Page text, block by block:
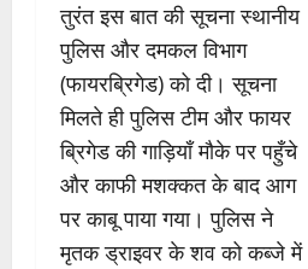
तुरंत इस बात की सूचना स्थानीय
पुलिस और दमकल विभाग
(फायरब्रिगेड) को दी। सूचना
मिलते ही पुलिस टीम और फायर
ब्रिगेड की गाड़ियाँ मौके पर पहुँचे
और काफी मशक्कत के बाद आग
पर काबू पाया गया। पुलिस ने
मृतक ड्राइवर के शव को कब्जे में